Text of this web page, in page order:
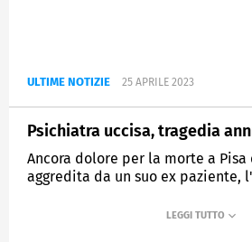
ULTIME NOTIZIE 25 APRILE 2023
Psichiatra uccisa, tragedia
Ancora dolore per la morte a
aggredita da un suo ex paziente,